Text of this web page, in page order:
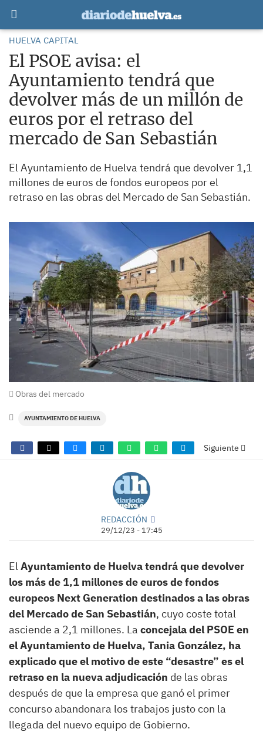
HUELVA CAPITAL
El PSOE avisa: el
Ayuntamiento tendrá que
devolver más de un millón de
euros por el retraso del
mercado de San Sebastián
El Ayuntamiento de Huelva tendrá que devolver 1,1
millones de euros de fondos europeos por el
retraso en las obras del Mercado de San Sebastián.
Obras del mercado
AYUNTAMIENTO DE HUELVA
Siguiente
REDACCIÓN
29/12/23 - 17:45
El Ayuntamiento de Huelva tendrá que devolver
los más de 1,1 millones de euros de fondos
europeos Next Generation destinados a las obras
del Mercado de San Sebastián, cuyo coste total
asciende a 2,1 millones. La concejala del PSOE en
el Ayuntamiento de Huelva, Tania González, ha
explicado que el motivo de este “desastre” es el
retraso en la nueva adjudicación de las obras
después de que la empresa que ganó el primer
concurso abandonara los trabajos justo con la
llegada del nuevo equipo de Gobierno.